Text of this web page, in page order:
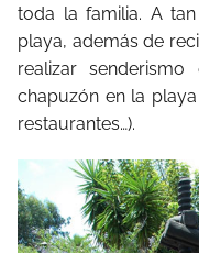
toda la familia. A
playa, además de
realizar
chapuzón en la
restaurantes…).